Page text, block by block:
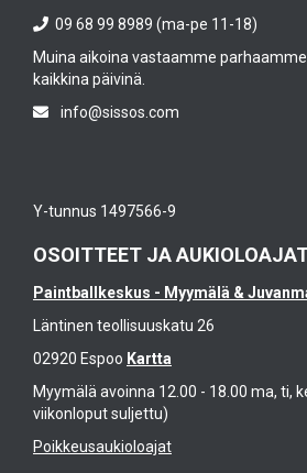
09 68 99 8989 (ma-pe 11-18)
Muina aikoina vastaamme
kaikkina päivinä.
info@sissos.com
Y-tunnus 1497566-9
OSOITTEET JA
Paintballkeskus - Myymälä &
Läntinen teollisuuskatu 26
02920 Espoo Kartta
Myymälä avoinna 12.00 - 18.00 ma, ti,
viikonloput suljettu)
Poikkeusaukioloajat